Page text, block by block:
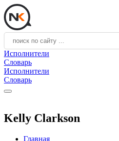
Исполнители
Словарь
Исполнители
Словарь
Kelly Clarkson
Главная